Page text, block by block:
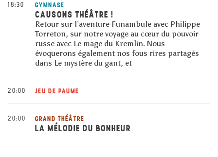
18:30 GYMNASE
CAUSONS THÉÂTRE !
Retour sur l’aventure Funambule avec Philippe
Torreton, sur notre voyage au cœur du pouvoir
russe avec Le mage du Kremlin. Nous
évoquerons également nos fous rires partagés
dans Le mystère du gant, et
20:00 JEU DE PAUME
20:00 GRAND THÉÂTRE
LA MÉLODIE DU BONHEUR